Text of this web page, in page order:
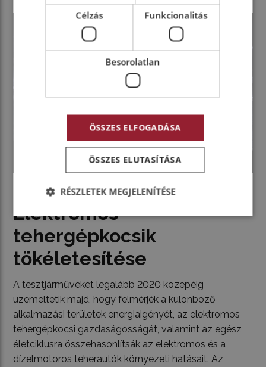
Elektromos
tehergépkocsik
tökéletesítése
A tesztjárműveket legalább 2020 közepéig
üzemeltetik majd, hogy felmérjék a különböző
alkalmazási területek energiaigényét, az elektromos
tehergépkocsi gazdaságosságát, valamint az egész
életciklusra összehasonlítsák az elektromos és a
dízelmotoros teherautók környezeti hatásait. Az
Célzás Funkcionalitás
Besorolatlan
ÖSSZES ELFOGADÁSA
ÖSSZES ELUTASÍTÁSA
RÉSZLETEK MEGJELENÍTÉSE